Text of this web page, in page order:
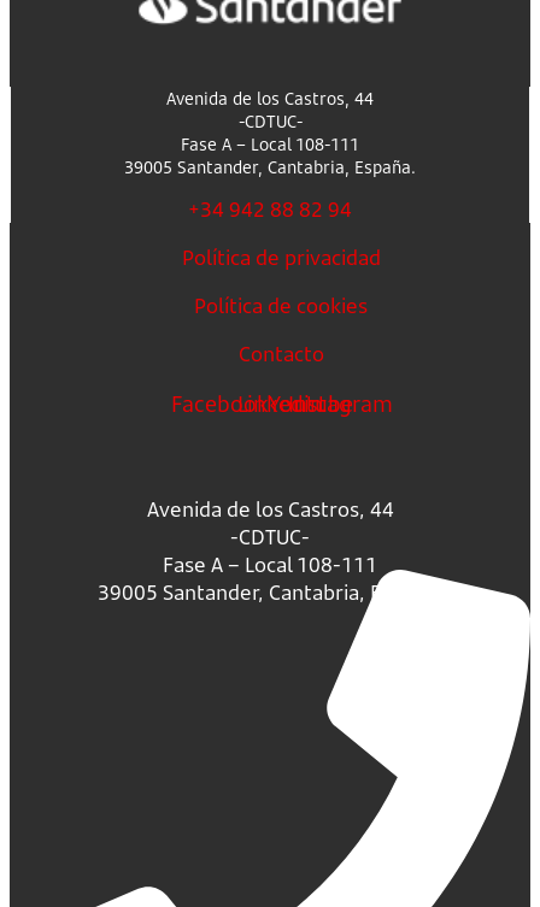
Avenida de los Castros, 44
-CDTUC-
Fase A – Local 108-111
39005 Santander, Cantabria, España.
+34 942 88 82 94
Política de privacidad
Política de cookies
Contacto
FacebookLinkedin
Youtube
Instagram
Avenida de los Castros, 44
-CDTUC-
Fase A – Local 108-111
39005 Santander, Cantabria, España.